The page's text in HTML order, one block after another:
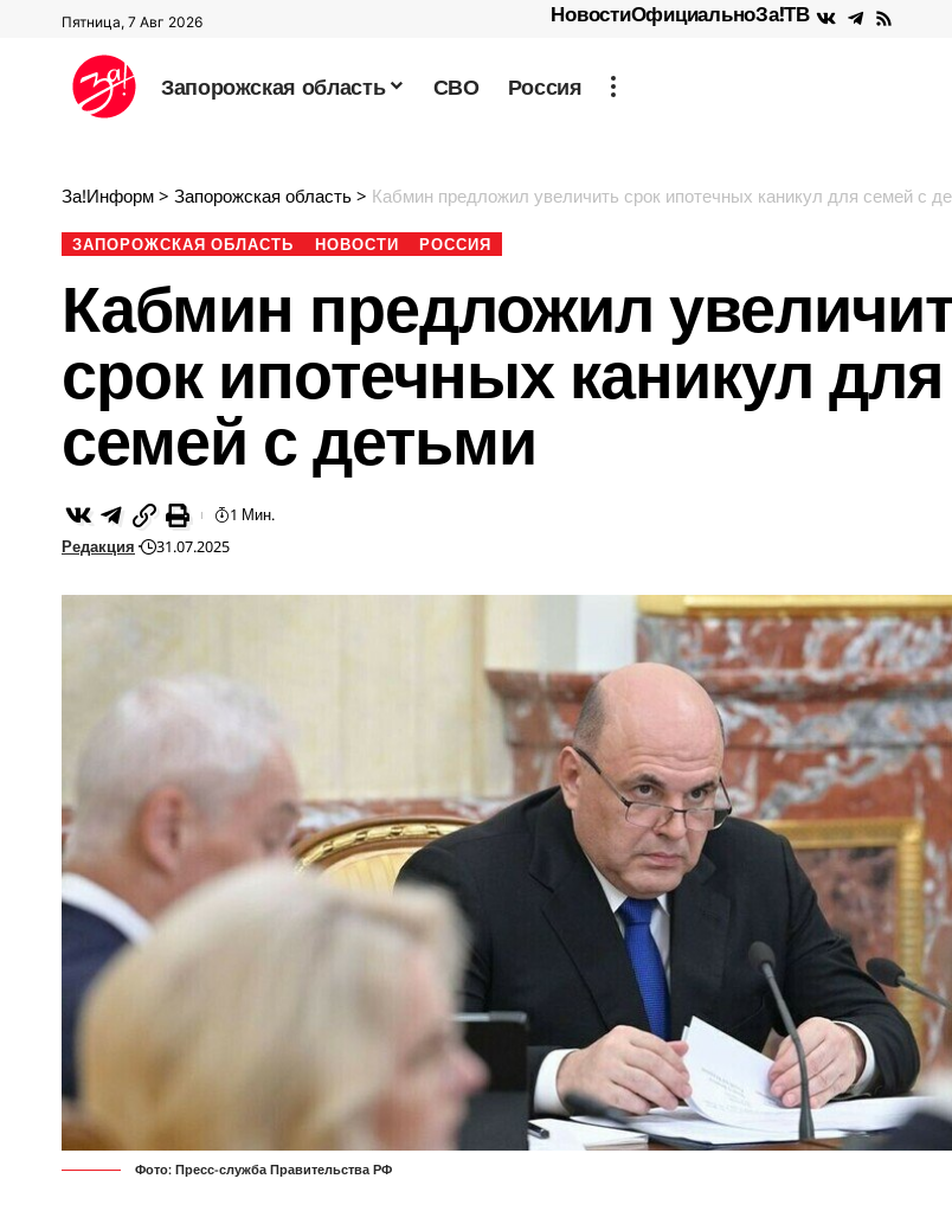
Пятница, 7 Авг 2026 НовостиОфициальноЗа!ТВ
Запорожская область СВО Россия
За!Информ > Запорожская область > Кабмин предложил увеличить срок ипотечных каникул для семей с
ЗАПОРОЖСКАЯ ОБЛАСТЬ НОВОСТИ РОССИЯ
Кабмин предложил
срок ипотечных каникул для
семей с детьми
Редакция 31.07.2025
1 Мин.
Фото: Пресс-служба Правительства РФ